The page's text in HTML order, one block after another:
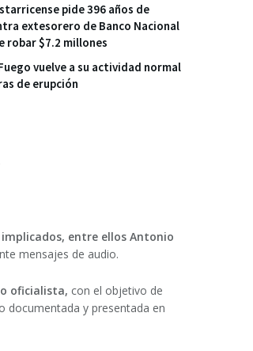
pide 396 años de
extesorero de Banco Nacional
robar $7.2 millones
vuelve a su actividad normal
de erupción
, entre ellos Antonio
mensajes de audio.
oficialista, con el objetivo de
documentada y presentada en